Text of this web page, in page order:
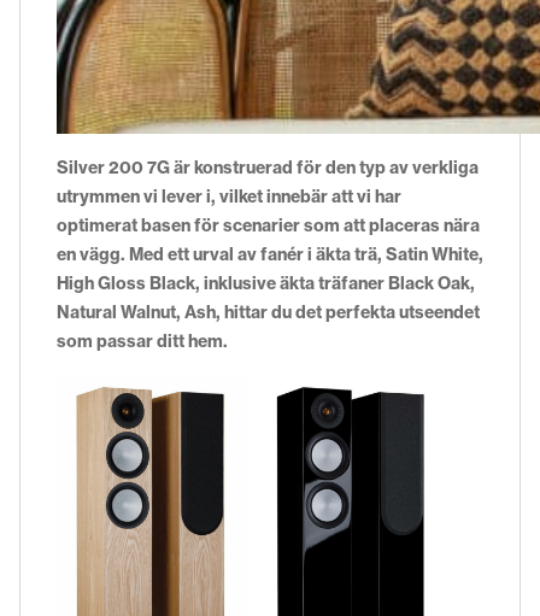
Silver 200 7G är konstruerad för den typ av verkliga
utrymmen vi lever i, vilket innebär att vi har
optimerat basen för scenarier som att placeras nära
en vägg. Med ett urval av fanér i äkta trä, Satin White,
High Gloss Black, inklusive äkta träfaner Black Oak,
Natural Walnut, Ash, hittar du det perfekta utseendet
som passar ditt hem.